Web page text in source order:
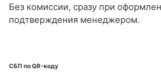
Без комиссии, сразу при
подтверждения менеджером.
СБП по QR-коду